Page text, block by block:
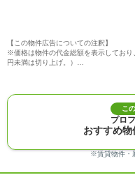
【この物件広告についての注釈】
※価格は物件の代金総額を表示してお
円未満は切り上げ。）
※写真に写っている、またはパース（
※建築条件付き土地価格には、建物価格
※物件情報は、原則として情報提供日の
※完成予想図はいずれも外構、植栽、
※モデルルーム・モデルハウス・展示
※ＣＧ合成の画像の場合、実際とは多
※物件特徴：販売戸数が複数の物件は
こ
プロ
おすすめ物
※賃貸物件・